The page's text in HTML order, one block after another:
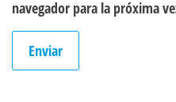
navegador para la próxima